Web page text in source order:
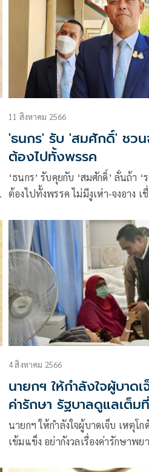
11 สิงหาคม 2566
'ธนกร' รับ 'สมศักดิ์' ชว
ต้องไปทั้งพรรค
‘ธนกร’ รับคุยกับ ‘สมศักดิ์’ ลั่นถ้า ‘
ต้องไปทั้งพรรค ไม่มีงูเห่า-จงอาง เ
ค้าน ชี้เชี่ยวชาญตรวจสอบ
4 สิงหาคม 2566
นายกฯ ให้กำลังใจผู้บาด
ค่ารักษา รัฐบาลดูแลเต็มที่
นายกฯ ให้กำลังใจผู้บาดเจ็บ เหตุโ
เข้มแข็ง อย่ากังวลเรื่องค่ารักษาพ